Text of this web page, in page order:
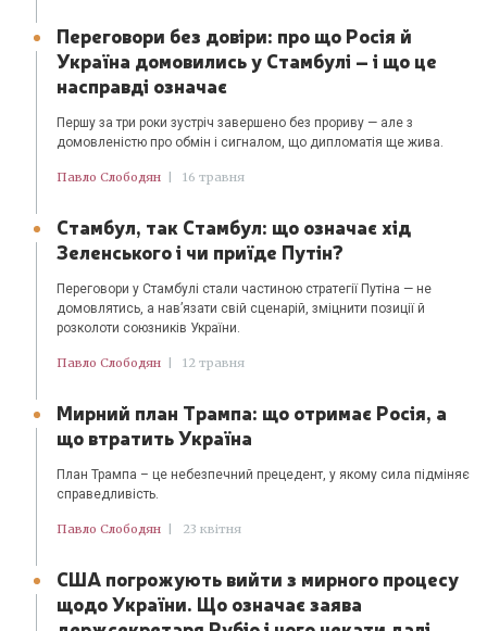
Переговори без довіри: про що Росія й
Україна домовились у Стамбулі – і що це
насправді означає
Першу за три роки зустріч завершено без прориву — але з
домовленістю про обмін і сигналом, що дипломатія ще жива.
Павло Слободян 16 травня
Стамбул, так Стамбул: що означає хід
Зеленського і чи приїде Путін?
Переговори у Стамбулі стали частиною стратегії Путіна — не
домовлятись, а нав’язати свій сценарій, зміцнити позиції й
розколоти союзників України.
Павло Слободян 12 травня
Мирний план Трампа: що отримає Росія, а
що втратить Україна
План Трампа – це небезпечний прецедент, у якому сила підміняє
справедливість.
Павло Слободян 23 квітня
США погрожують вийти з мирного процесу
щодо України. Що означає заява